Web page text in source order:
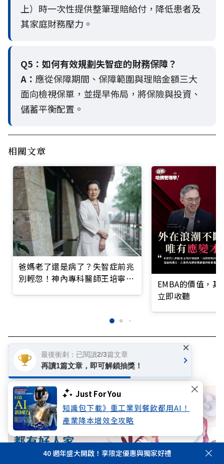
Just For You
知識包下載》重工業到餐飲都用AI！
產業降本增效全攻略
上）時一次性提供整筆理賠給付，降低患者及
其家庭財務壓力。
Q5： 如何有效規劃失智症的財務保障？
A： 應從保障期間、保障範圍與理賠金額三大
面向檢視保單，並提早佈局，將保險與投資、
儲蓄平衡配置。
相關文章
爸媽老了還是病了？失智症前兆
別輕忽！神內專科醫師王培寧呼
EMBA的價值，
立即收聽
超高齡社會 失智 照護
40 週年盛大開啟！享限定優惠與獨家好禮
最後衝刺：已閱讀2/3篇文章
再讀1篇文章，即可解鎖抽獎！
×